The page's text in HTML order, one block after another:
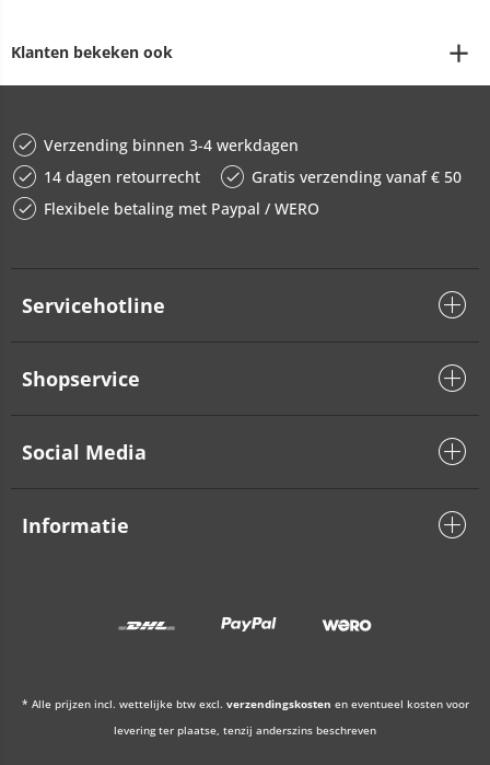
Klanten bekeken ook
Verzending binnen 3-4 werkdagen
14 dagen retourrecht
Gratis verzending vanaf € 50
Flexibele betaling met Paypal / WERO
Servicehotline
Shopservice
Social Media
Informatie
* Alle prijzen incl. wettelijke btw excl. verzendingskosten en eventueel kosten voor
levering ter plaatse, tenzij anderszins beschreven